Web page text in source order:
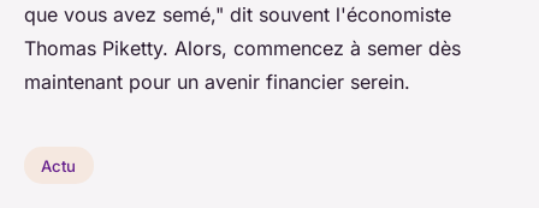
que vous avez semé," dit souvent l'économiste
Thomas Piketty. Alors, commencez à semer dès
maintenant pour un avenir financier serein.
Actu